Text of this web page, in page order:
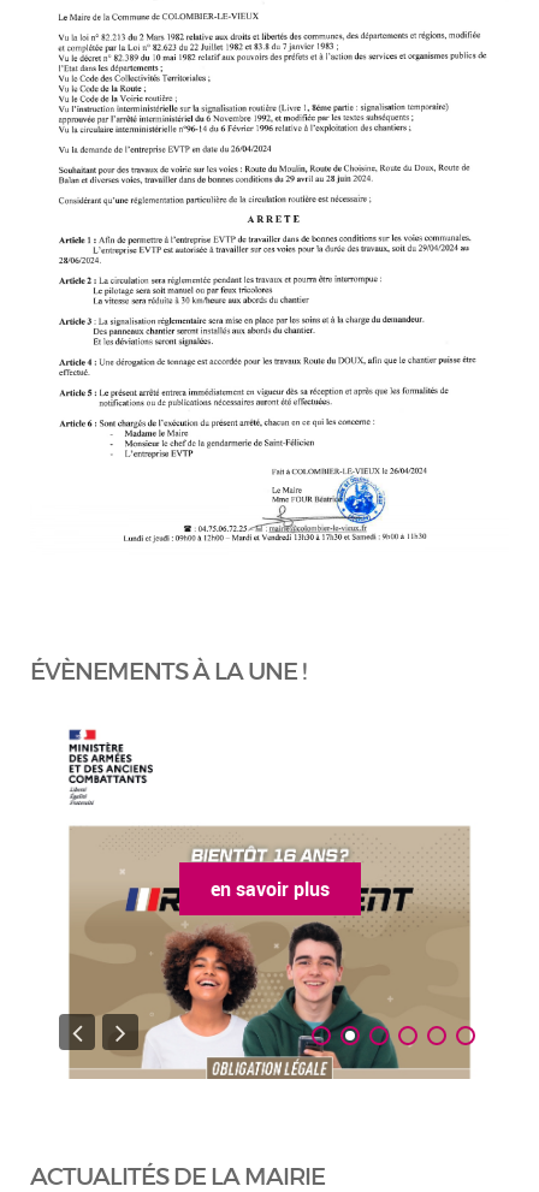
ÉVÈNEMENTS À LA UNE !
en savoir plus
ACTUALITÉS DE LA MAIRIE